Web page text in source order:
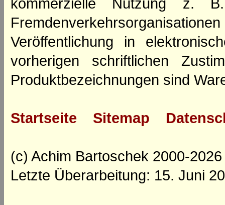
kommerzielle Nutzung z.
Veröffentlichung in
vorherigen schriftlichen
Produktbezeichnungen sind
Startseite Sitemap
(c) Achim Bartoschek 2000-2026
Letzte Überarbeitung: 15. Juni